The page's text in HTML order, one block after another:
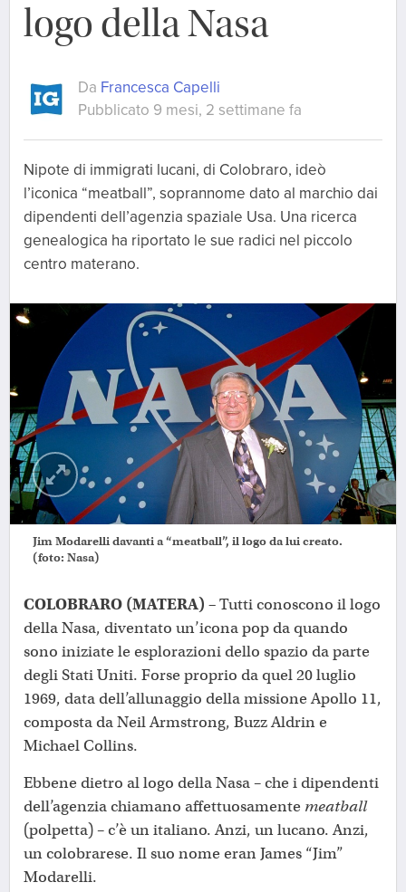
logo della Nasa
Da Francesca Capelli
Pubblicato 9 mesi, 2 settimane fa
Nipote di immigrati lucani, di Colobraro, ideò
l’iconica “meatball”, soprannome dato al marchio dai
dipendenti dell’agenzia spaziale Usa. Una ricerca
genealogica ha riportato le sue radici nel piccolo
centro materano.
Jim Modarelli davanti a “meatball”, il logo da lui creato.
(foto: Nasa)
COLOBRARO (MATERA) –Tutti conoscono il logo
della Nasa, diventato un’icona pop da quando
sono iniziate le esplorazioni dello spazio da parte
degli Stati Uniti. Forse proprio da quel 20 luglio
1969, data dell’allunaggio della missione Apollo 11,
composta da Neil Armstrong, Buzz Aldrin e
Michael Collins.
Ebbene dietro al logo della Nasa – che i dipendenti
dell’agenzia chiamano affettuosamente meatball
(polpetta) – c’è un italiano. Anzi, un lucano. Anzi,
un colobrarese. Il suo nome eran James “Jim”
Modarelli.